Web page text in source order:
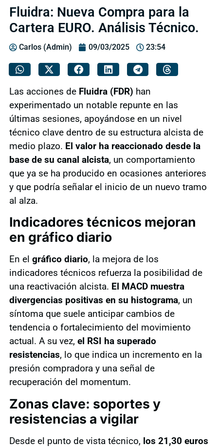
Fluidra: Nueva Compra para la
Cartera EURO. Análisis Técnico.
Carlos (Admin) 09/03/2025 23:54
Las acciones de Fluidra (FDR) han
experimentado un notable repunte en las
últimas sesiones, apoyándose en un nivel
técnico clave dentro de su estructura alcista de
medio plazo. El valor ha reaccionado desde la
base de su canal alcista, un comportamiento
que ya se ha producido en ocasiones anteriores
y que podría señalar el inicio de un nuevo tramo
al alza.
Indicadores técnicos mejoran
en gráfico diario
En el gráfico diario, la mejora de los
indicadores técnicos refuerza la posibilidad de
una reactivación alcista. El MACD muestra
divergencias positivas en su histograma, un
síntoma que suele anticipar cambios de
tendencia o fortalecimiento del movimiento
actual. A su vez, el RSI ha superado
resistencias, lo que indica un incremento en la
presión compradora y una señal de
recuperación del momentum.
Zonas clave: soportes y
resistencias a vigilar
Desde el punto de vista técnico, los 21,30 euros